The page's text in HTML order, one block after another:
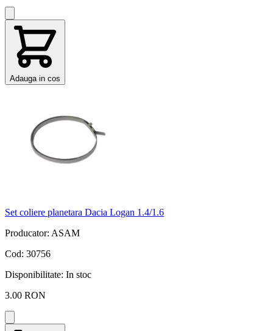
Adauga in cos
Set coliere planetara Dacia Logan 1.4/1.6
Producator: ASAM
Cod: 30756
Disponibilitate: In stoc
3.00 RON